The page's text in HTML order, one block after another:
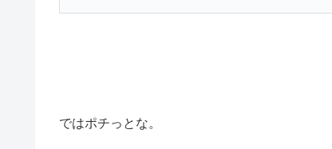
ではポチっとな。